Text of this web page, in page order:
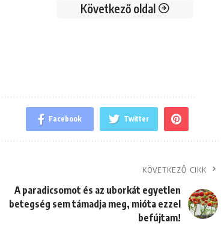
Következő oldal
Facebook Twitter
KÖVETKEZŐ CIKK
A paradicsomot és az uborkát egyetlen
betegség sem támadja meg, mióta ezzel
befújtam!